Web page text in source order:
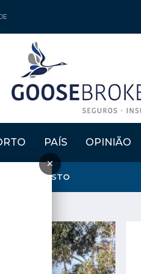
PAÍS OPINIÃO
×
30 DE AGOSTO